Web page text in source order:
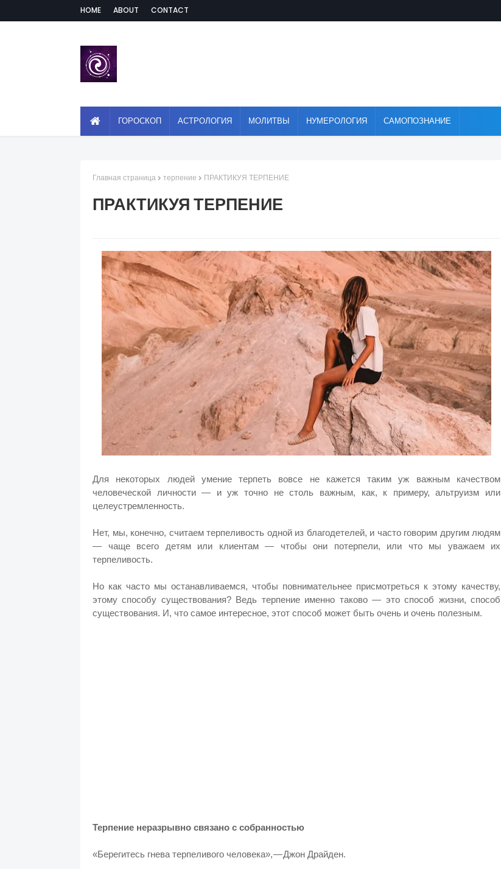
HOME ABOUT CONTACT
ГОРОСКОП АСТРОЛОГИЯ МОЛИТВЫ НУМЕРОЛОГИЯ САМОПОЗНАНИЕ
Главная страница терпение ПРАКТИКУЯ ТЕРПЕНИЕ
ПРАКТИКУЯ ТЕРПЕНИЕ
Для некоторых людей умение терпеть вовсе не кажется таким уж важным качеством
человеческой личности — и уж точно не столь важным, как, к примеру, альтруизм или
целеустремленность.
Нет, мы, конечно, считаем терпеливость одной из благодетелей, и часто говорим другим людям
— чаще всего детям или клиентам — чтобы они потерпели, или что мы уважаем их
терпеливость.
Но как часто мы останавливаемся, чтобы повнимательнее присмотреться к этому качеству,
этому способу существования? Ведь терпение именно таково — это способ жизни, способ
существования. И, что самое интересное, этот способ может быть очень и очень полезным.
Терпение неразрывно связано с собранностью
«Берегитесь гнева терпеливого человека», — Джон Драйден.